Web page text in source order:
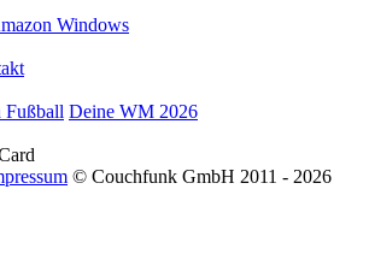
Windows
Fußball Deine WM 2026
© Couchfunk GmbH 2011 - 2026